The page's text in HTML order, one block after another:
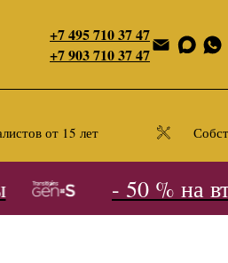
+7 495 710 37 47
+7 903 710 37 47
от 15 лет
- 50 % на